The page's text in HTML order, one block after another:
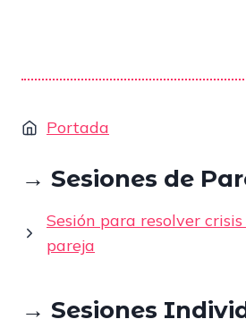
Portada
→ Sesiones de
Sesión para resolver
pareja
→ Sesiones